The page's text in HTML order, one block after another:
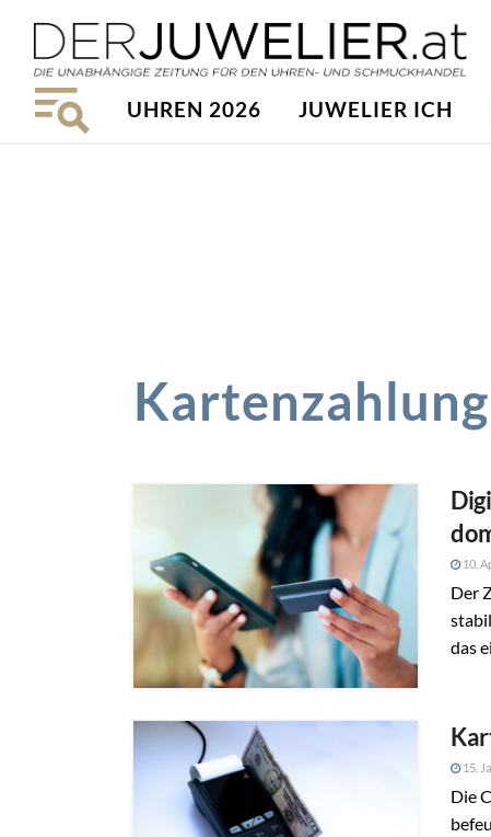
UHREN 2026 JUWELIER ICH
Kartenzahlung
10.
Der
das
15.
Die